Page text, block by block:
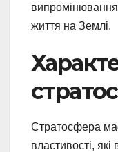
життя на Землі.
Стратосфера має
властивості, які